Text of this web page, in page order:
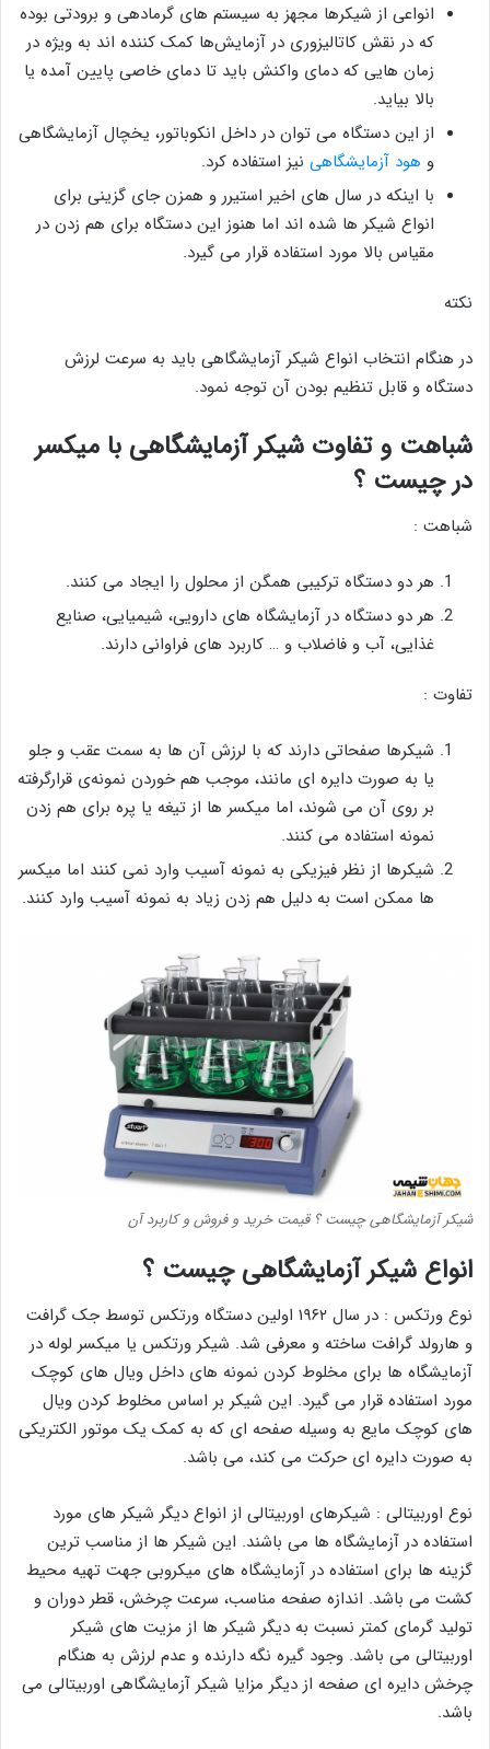
انواعی از شیکرها مجهز به سیستم های گرمادهی و برودتی بوده
که در نقش کاتالیزوری در آزمایش‌ها کمک کننده اند به ویژه در
زمان هایی که دمای واکنش باید تا دمای خاصی پایین آمده یا
بالا بیاید.
از این دستگاه می توان در داخل انکوباتور، یخچال آزمایشگاهی
و هود آزمایشگاهی نیز استفاده کرد.
با اینکه در سال های اخیر استیرر و همزن جای گزینی برای
انواع شیکر ها شده اند اما هنوز این دستگاه برای هم زدن در
مقیاس بالا مورد استفاده قرار می گیرد.
نکته
در هنگام انتخاب انواع شیکر آزمایشگاهی باید به سرعت لرزش
دستگاه و قابل تنظیم بودن آن توجه نمود.
شباهت و تفاوت شیکر آزمایشگاهی با میکسر
در چیست ؟
شباهت :
هر دو دستگاه ترکیبی همگن از محلول را ایجاد می کنند.
هر دو دستگاه در آزمایشگاه های دارویی، شیمیایی، صنایع
غذایی، آب و فاضلاب و … کاربرد های فراوانی دارند.
تفاوت :
شیکرها صفحاتی دارند که با لرزش آن ها به سمت عقب و جلو
یا به صورت دایره ای مانند، موجب هم خوردن نمونه‌ی قرارگرفته
بر روی آن می شوند، اما میکسر ها از تیغه یا پره برای هم زدن
نمونه استفاده می کنند.
شیکرها از نظر فیزیکی به نمونه آسیب وارد نمی کنند اما میکسر
ها ممکن است به دلیل هم زدن زیاد به نمونه آسیب وارد کنند.
شیکر آزمایشگاهی چیست ؟ قیمت خرید و فروش و کاربرد آن
انواع شیکر آزمایشگاهی چیست ؟
نوع ورتکس : در سال ۱۹۶۲ اولین دستگاه ورتکس توسط جک گرافت
و هارولد گرافت ساخته و معرفی شد. شیکر ورتکس یا میکسر لوله در
آزمایشگاه ها برای مخلوط کردن نمونه های داخل ویال های کوچک
مورد استفاده قرار می گیرد. این شیکر بر اساس مخلوط کردن ویال
های کوچک مایع به وسیله صفحه ای که به کمک یک موتور الکتریکی
به صورت دایره ای حرکت می کند، می باشد.
نوع اوربیتالی : شیکرهای اوربیتالی از انواع دیگر شیکر های مورد
استفاده در آزمایشگاه ها می باشند. این شیکر ها از مناسب ترین
گزینه ها برای استفاده در آزمایشگاه های میکروبی جهت تهیه محیط
کشت می باشد. اندازه صفحه مناسب، سرعت چرخش، قطر دوران و
تولید گرمای کمتر نسبت به دیگر شیکر ها از مزیت های شیکر
اوربیتالی می باشد. وجود گیره نگه دارنده و عدم لرزش به هنگام
چرخش دایره ای صفحه از دیگر مزایا شیکر آزمایشگاهی اوربیتالی می
باشد.